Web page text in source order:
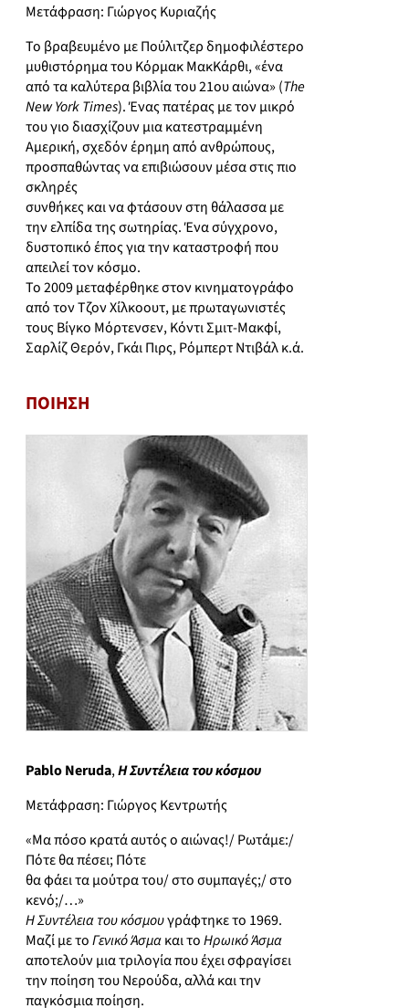
Μετάφραση: Γιώργος Κυριαζής
Το βραβευμένο με Πούλιτζερ δημοφιλέστερο
μυθιστόρημα του Κόρμακ ΜακΚάρθι, «ένα
από τα καλύτερα βιβλία του 21ου αιώνα» (The
New York Times). Ένας πατέρας με τον μικρό
του γιο διασχίζουν μια κατεστραμμένη
Αμερική, σχεδόν έρημη από ανθρώπους,
προσπαθώντας να επιβιώσουν μέσα στις πιο
σκληρές
συνθήκες και να φτάσουν στη θάλασσα με
την ελπίδα της σωτηρίας. Ένα σύγχρονο,
δυστοπικό έπος για την καταστροφή που
απειλεί τον κόσμο.
Το 2009 μεταφέρθηκε στον κινηματογράφο
από τον Τζον Χίλκοουτ, με πρωταγωνιστές
τους Βίγκο Μόρτενσεν, Κόντι Σμιτ-Μακφί,
Σαρλίζ Θερόν, Γκάι Πιρς, Ρόμπερτ Ντιβάλ κ.ά.
ΠΟΙΗΣΗ
Pablo Neruda,Η Συντέλεια του κόσμου
Μετάφραση: Γιώργος Κεντρωτής
«Μα πόσο κρατά αυτός ο αιώνας!/ Ρωτάμε:/
Πότε θα πέσει; Πότε
θα φάει τα μούτρα του/ στο συμπαγές;/ στο
κενό;/…»
Η Συντέλεια του κόσμουγράφτηκε το 1969.
Μαζί με τοΓενικό Άσμακαι τοΗρωικό Άσμα
αποτελούν μια τριλογία που έχει σφραγίσει
την ποίηση του Νερούδα, αλλά και την
παγκόσμια ποίηση.